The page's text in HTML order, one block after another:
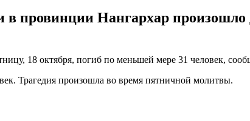
провинции Нангархар произошло
18 октября, погиб по меньшей мере 31 человек,
Трагедия произошла во время пятничной молитвы.